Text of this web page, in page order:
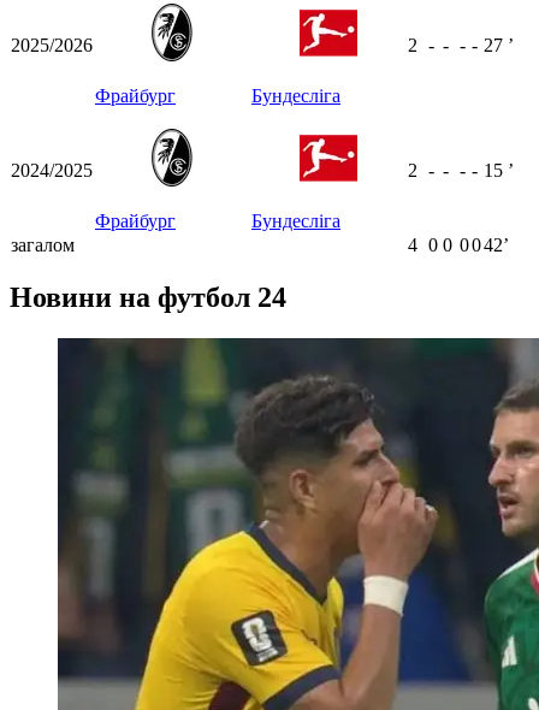
2025/2026
Фрайбург Бундесліга
2 - - - - 27 ʼ
2024/2025
Фрайбург Бундесліга
2 - - - - 15 ʼ
загалом 4 0 0 0042ʼ
Новини на футбол 24